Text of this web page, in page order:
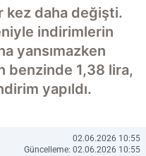
kez daha değişti.
indirimlerin
yansımazken
benzinde 1,38 lira,
yapıldı.
02.06.2026 10:55
Güncelleme: 02.06.2026 10:55